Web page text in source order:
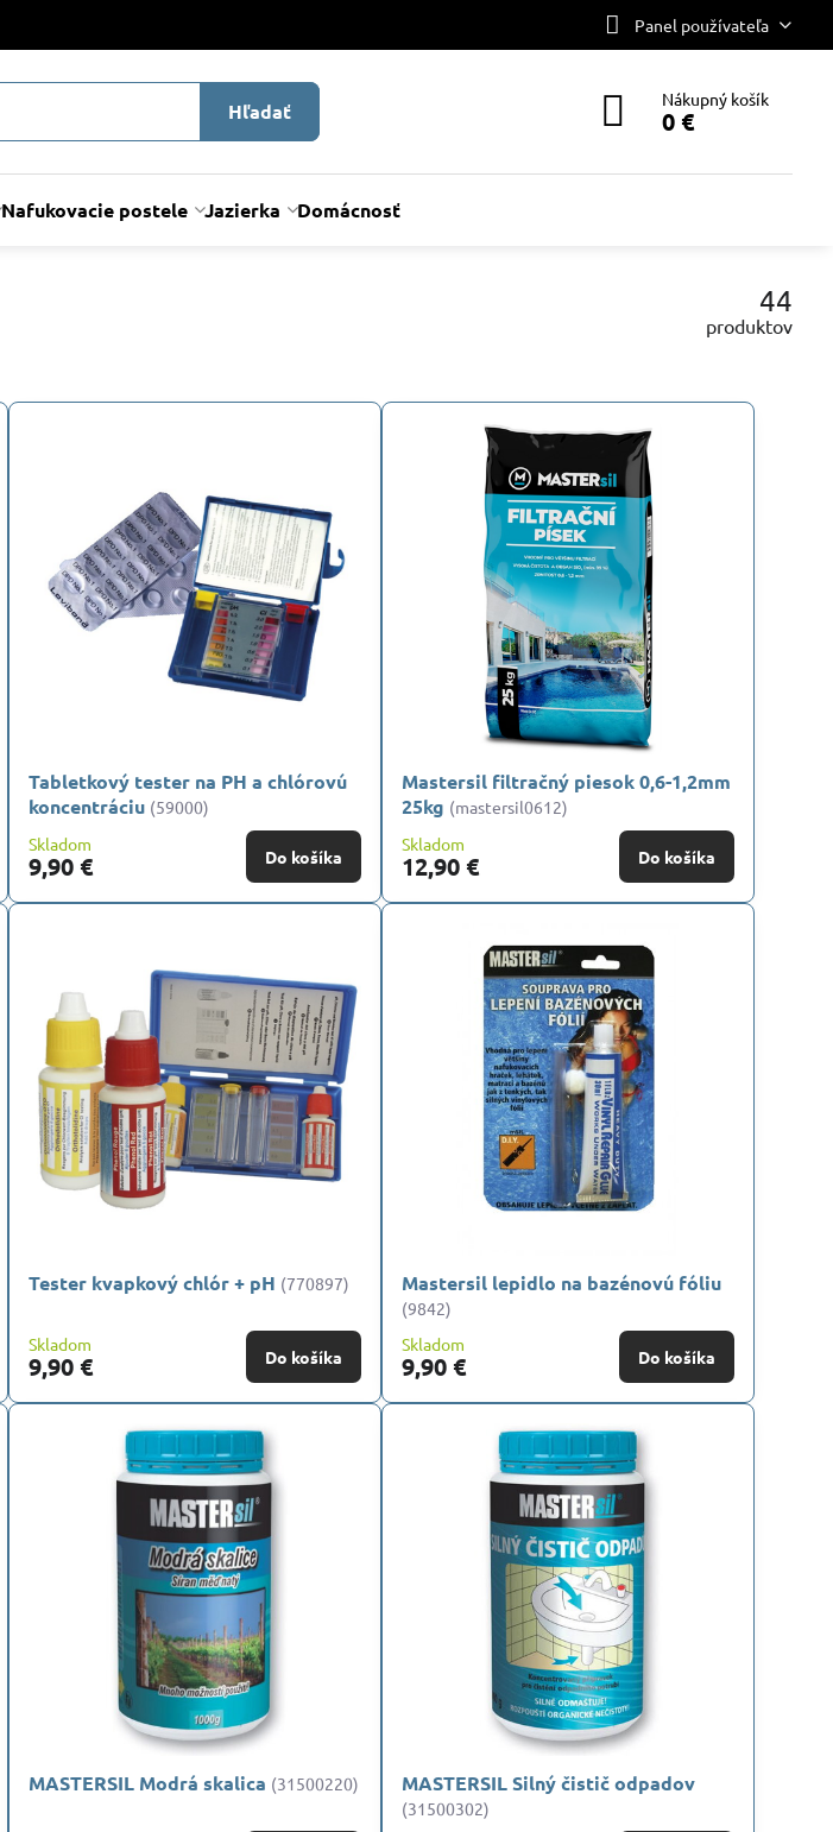
Panel používateľa
Hľadať Nákupný košík
0 €
Nafukovacie postele Jazierka Domácnosť
44
produktov
Tabletkový tester na PH a chlórovú
koncentráciu (59000)
Skladom
9,90 € Do košíka
Mastersil filtračný piesok 0,6-1,2mm
25kg (mastersil0612)
Skladom
12,90 € Do košíka
Tester kvapkový chlór + pH (770897)
Skladom
9,90 € Do košíka
Mastersil lepidlo na bazénovú fóliu
(9842)
Skladom
9,90 € Do košíka
MASTERSIL Modrá skalica (31500220) MASTERSIL Silný čistič odpadov
(31500302)